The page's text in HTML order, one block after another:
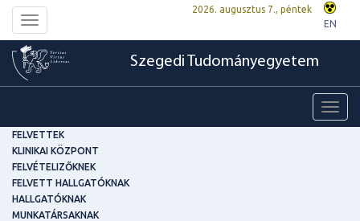
Toggle
navigation
2026. augusztus 7., péntek
EN
Szegedi Tudományegyetem
FELVETTEK
KLINIKAI KÖZPONT
FELVÉTELIZŐKNEK
FELVETT HALLGATÓKNAK
HALLGATÓKNAK
MUNKATÁRSAKNAK